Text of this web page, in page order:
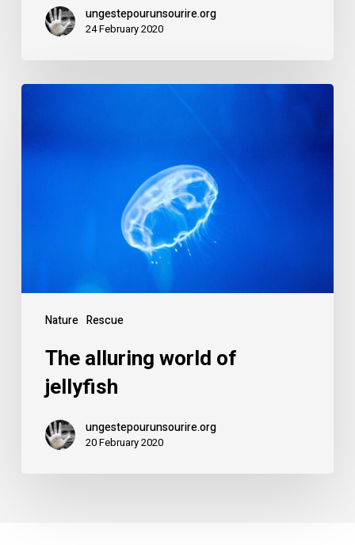
ungestepourunsourire.org
24 February 2020
Nature Rescue
The alluring world of
jellyfish
ungestepourunsourire.org
20 February 2020